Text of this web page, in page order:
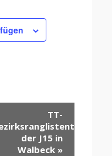
TT-
der J15 in
Walbeck »